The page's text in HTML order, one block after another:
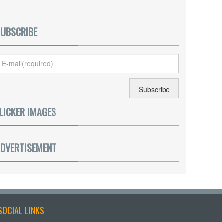
IMAGES
LINKS